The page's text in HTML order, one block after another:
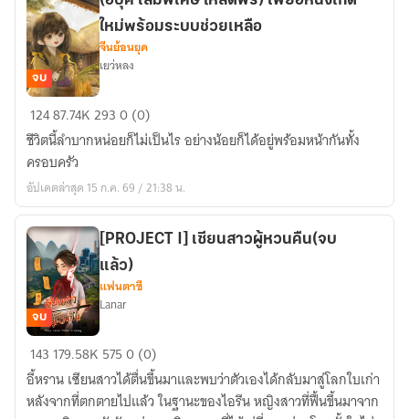
(อี
บุ๊ค
เล่ม
พิเศษ
โหลด
ฟรี)
เฟ
ยอี้
หนิง
เกิด
ใหม่
พร้อม
ระบบ
ช่วย
เหลือ
จบ
ใหม่พร้อมระบบช่วยเหลือ
จีนย้อนยุค
เยว่หลง
12487.74K2930 (0)
ชีวิตนี้ลำบากหน่อยก็ไม่เป็นไร อย่างน้อยก็ได้อยู่พร้อมหน้ากันทั้ง
ครอบครัว
อัปเดตล่าสุด 15 ก.ค. 69 / 21:38 น.
[PROJECT
I]
เซียน
สาว
จบ
[PROJECT I] เซียนสาวผู้หวนคืน(จบ
แล้ว)
แฟนตาซี
Lanar
143 179.58K 5750 (0)
อี้หราน เซียนสาวได้ตื่นขึ้นมาและพบว่าตัวเองได้กลับมาสู่โลกใบเก่า
หลังจากที่ตกตายไปแล้ว ในฐานะของไอรีน หญิงสาวที่ฟื้นขึ้นมาจาก